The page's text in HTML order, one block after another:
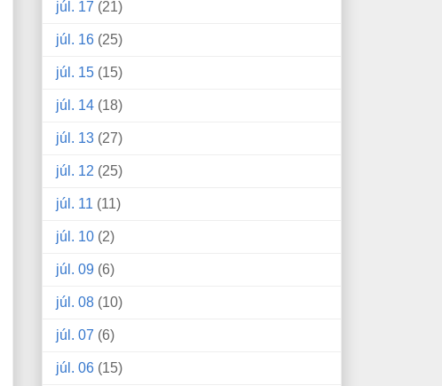
júl. 17 (21)
júl. 16 (25)
júl. 15 (15)
júl. 14 (18)
júl. 13 (27)
júl. 12 (25)
júl. 11 (11)
júl. 10 (2)
júl. 09 (6)
júl. 08 (10)
júl. 07 (6)
júl. 06 (15)